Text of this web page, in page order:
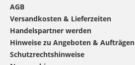
AGB
Versandkosten & Lieferzeiten
Handelspartner werden
Hinweise zu Angeboten & Aufträgen
Schutzrechtshinweise